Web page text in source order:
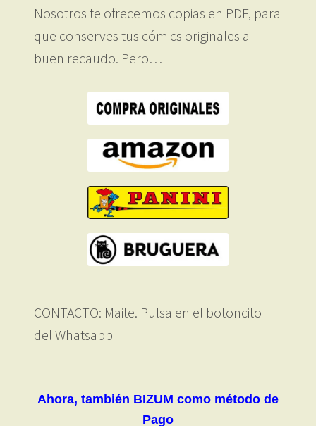
Nosotros te ofrecemos copias en PDF, para
que conserves tus cómics originales a
buen recaudo. Pero…
CONTACTO: Maite. Pulsa en el botoncito
del Whatsapp
Ahora, también BIZUM como método de
Pago